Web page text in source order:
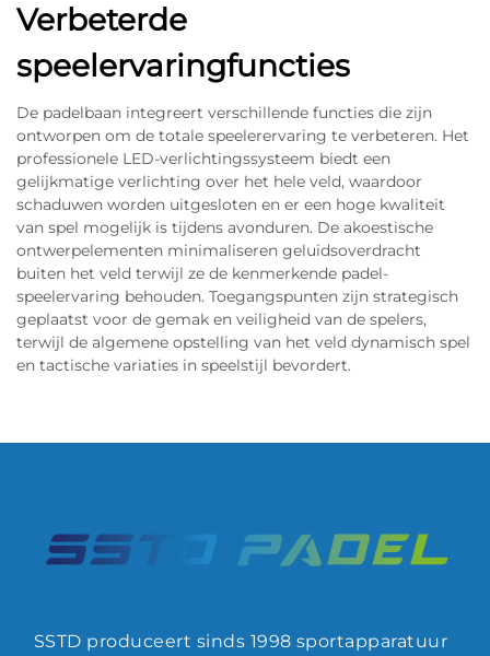
Verbeterde
speelervaringfuncties
De padelbaan integreert verschillende functies die zijn
ontworpen om de totale speelerervaring te verbeteren. Het
professionele LED-verlichtingssysteem biedt een
gelijkmatige verlichting over het hele veld, waardoor
schaduwen worden uitgesloten en er een hoge kwaliteit
van spel mogelijk is tijdens avonduren. De akoestische
ontwerpelementen minimaliseren geluidsoverdracht
buiten het veld terwijl ze de kenmerkende padel-
speelervaring behouden. Toegangspunten zijn strategisch
geplaatst voor de gemak en veiligheid van de spelers,
terwijl de algemene opstelling van het veld dynamisch spel
en tactische variaties in speelstijl bevordert.
SSTD produceert sinds 1998 sportapparatuur